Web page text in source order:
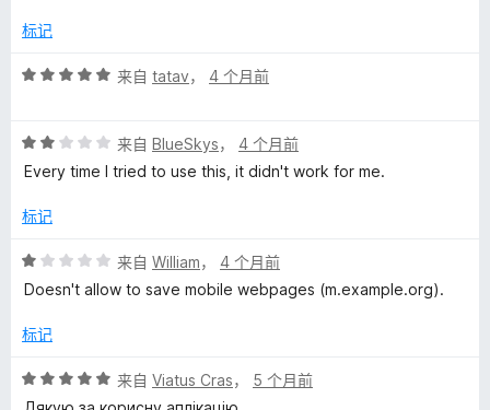
标记
评
/
5
来自 tatav， 4 个月前
评
分
/
来自 BlueSkys， 4 个月前
Every time I tried to use this, it didn't work for me.
标记
评
分
/
来自 William， 4 个月前
Doesn't allow to save mobile webpages (m.example.org).
标记
评
分
来自 Viatus Cras， 5 个月前